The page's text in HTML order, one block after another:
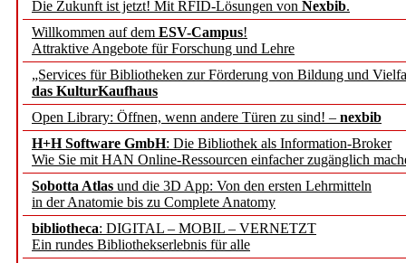
Die Zukunft ist jetzt! Mit RFID-Lösungen von Nexbib.
Willkommen auf dem ESV-Campus!
Attraktive Angebote für Forschung und Lehre
„Services für Bibliotheken zur Förderung von Bildung und
das KulturKaufhaus
Open Library: Öffnen, wenn andere Türen zu sind! – nexbib
H+H Software GmbH: Die Bibliothek als Information-Broker
Wie Sie mit HAN Online-Ressourcen einfacher zugänglich
Sobotta Atlas und die 3D App: Von den ersten Lehrmitteln
in der Anatomie bis zu Complete Anatomy
bibliotheca: DIGITAL – MOBIL – VERNETZT
Ein rundes Bibliothekserlebnis für alle
konstruktiv!
Mohr Siebeck
und die Zeitschrift für
Francke Attempto
EBSCO Information
Recherchefunktionen in